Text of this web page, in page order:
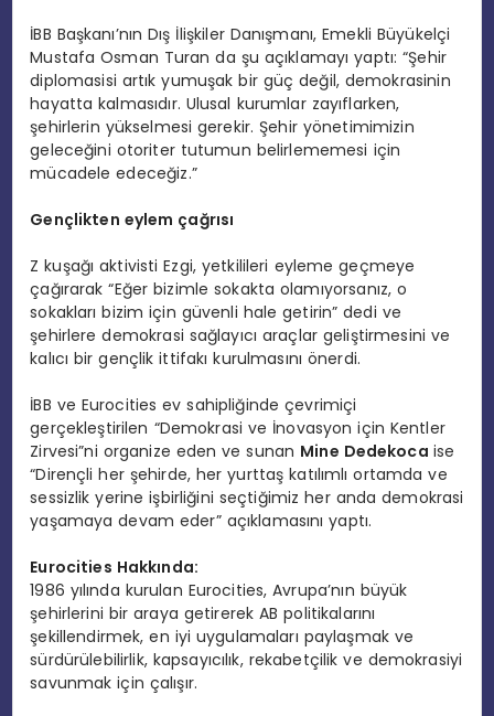
İBB Başkanı’nın Dış İlişkiler Danışmanı, Emekli Büyükelçi
Mustafa Osman Turan da şu açıklamayı yaptı: “Şehir
diplomasisi artık yumuşak bir güç değil, demokrasinin
hayatta kalmasıdır. Ulusal kurumlar zayıflarken,
şehirlerin yükselmesi gerekir. Şehir yönetimimizin
geleceğini otoriter tutumun belirlememesi için
mücadele edeceğiz.”
Gençlikten eylem çağrısı
Z kuşağı aktivisti Ezgi, yetkilileri eyleme geçmeye
çağırarak “Eğer bizimle sokakta olamıyorsanız, o
sokakları bizim için güvenli hale getirin” dedi ve
şehirlere demokrasi sağlayıcı araçlar geliştirmesini ve
kalıcı bir gençlik ittifakı kurulmasını önerdi.
İBB ve Eurocities ev sahipliğinde çevrimiçi
gerçekleştirilen “Demokrasi ve İnovasyon için Kentler
Zirvesi”ni organize eden ve sunan Mine Dedekoca ise
“Dirençli her şehirde, her yurttaş katılımlı ortamda ve
sessizlik yerine işbirliğini seçtiğimiz her anda demokrasi
yaşamaya devam eder” açıklamasını yaptı.
Eurocities Hakkında:
1986 yılında kurulan Eurocities, Avrupa’nın büyük
şehirlerini bir araya getirerek AB politikalarını
şekillendirmek, en iyi uygulamaları paylaşmak ve
sürdürülebilirlik, kapsayıcılık, rekabetçilik ve demokrasiyi
savunmak için çalışır.